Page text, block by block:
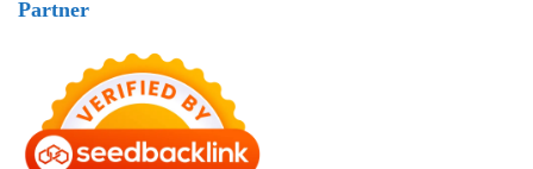
Partner